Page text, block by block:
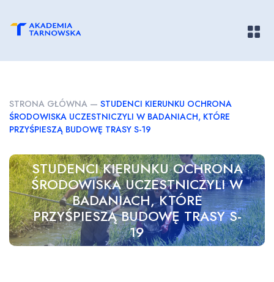
STRONA GŁÓWNA — STUDENCI KIERUNKU OCHRONA
ŚRODOWISKA UCZESTNICZYLI W BADANIACH, KTÓRE
PRZYŚPIESZĄ BUDOWĘ TRASY S-19
STUDENCI KIERUNKU OCHRONA
ŚRODOWISKA UCZESTNICZYLI W
BADANIACH, KTÓRE
PRZYŚPIESZĄ BUDOWĘ TRASY S-
19